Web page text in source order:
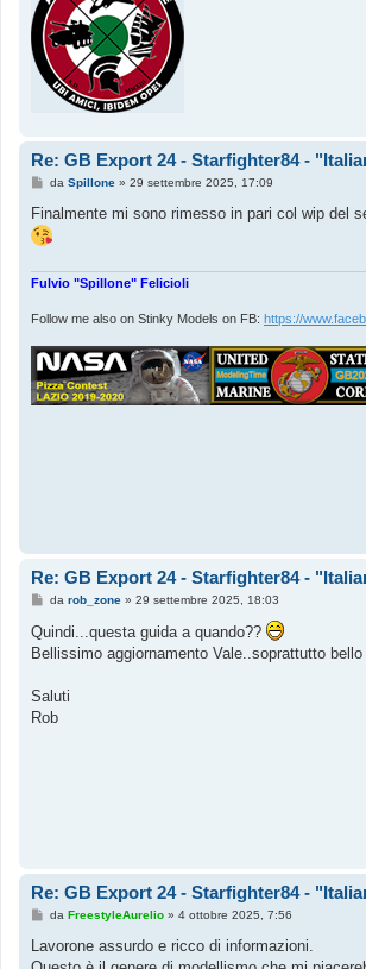
Re: GB Export 24 - Starfighter84 -
M
s
s
a
i
da Spillone» 29 settembre 2025, 17:09
Finalmente mi sono rimesso in pari col wip del
Fulvio "Spillone" Felicioli
Follow me also on Stinky Models on FB: https://
Re: GB Export 24 - Starfighter84 -
M
s
s
a
i
o
da rob_zone» 29 settembre 2025, 18:03
Quindi...questa guida a quando??
Bellissimo aggiornamento Vale..soprattutto
Saluti
Rob
Re: GB Export 24 - Starfighter84 -
M
s
da FreestyleAurelio» 4 ottobre 2025, 7:56
Lavorone assurdo e ricco di informazioni.